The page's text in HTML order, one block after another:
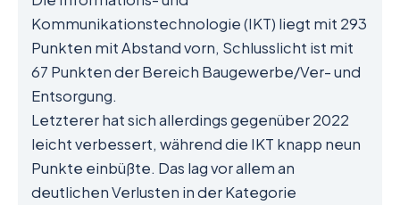
Kommunikationstechnologie (IKT) liegt mit 293
Punkten mit Abstand vorn, Schlusslicht ist mit
67 Punkten der Bereich Baugewerbe/Ver- und
Entsorgung.
Letzterer hat sich allerdings gegenüber 2022
leicht verbessert, während die IKT knapp neun
Punkte einbüßte. Das lag vor allem an
deutlichen Verlusten in der Kategorie